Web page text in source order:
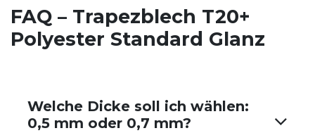
FAQ – Trapezblech T20+
Polyester Standard Glanz
Welche Dicke soll ich wählen:
0,5 mm oder 0,7 mm?